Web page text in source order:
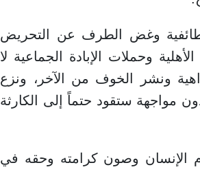
وغض الطرف عن التحريض
وحملات الإبادة الجماعية لا
ونشر الخوف من الآخر، ونزع
مواجهة ستقود حتماً إلى الكارثة
الإنسان وصون كرامته وحقه في